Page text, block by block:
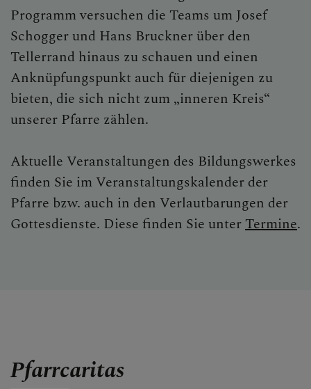
Programm versuchen die Teams um Josef
Schogger und Hans Bruckner über den
Tellerrand hinaus zu schauen und einen
Anknüpfungspunkt auch für diejenigen zu
bieten, die sich nicht zum „inneren Kreis“
unserer Pfarre zählen.
Aktuelle Veranstaltungen des Bildungswerkes
finden Sie im Veranstaltungskalender der
Pfarre bzw. auch in den Verlautbarungen der
Gottesdienste. Diese finden Sie unterTermine.
Pfarrcaritas